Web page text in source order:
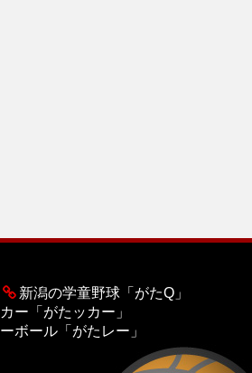
新潟の学童野球「がたQ」
ー「がたッカー」
ボール「がたレー」